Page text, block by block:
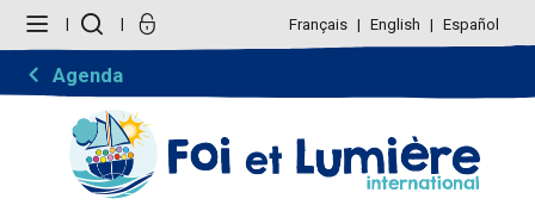
contenu.
navigation
personnels
Français English Español
Agenda